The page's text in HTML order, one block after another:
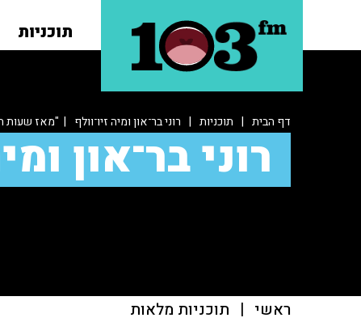
תוכניות
דף הבית | תוכניות | רוני בר־און ומיה זיו־וולף | "מאז שעות
רוני בר־און
ראשי | תוכניות מלאות